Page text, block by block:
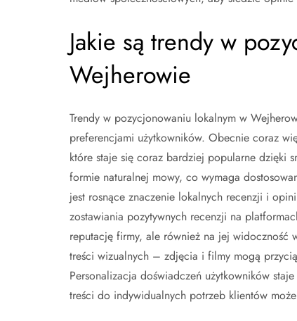
Jakie są trendy w
Wejherowie
Trendy w pozycjonowaniu lokalnym w
preferencjami użytkowników. Obecnie coraz
które staje się coraz bardziej popularne dzięki
formie naturalnej mowy, co wymaga
jest rosnące znaczenie lokalnych recenzji i
zostawiania pozytywnych recenzji na
reputację firmy, ale również na jej widoczność
treści wizualnych – zdjęcia i filmy mogą
Personalizacja doświadczeń użytkowników
treści do indywidualnych potrzeb klientów